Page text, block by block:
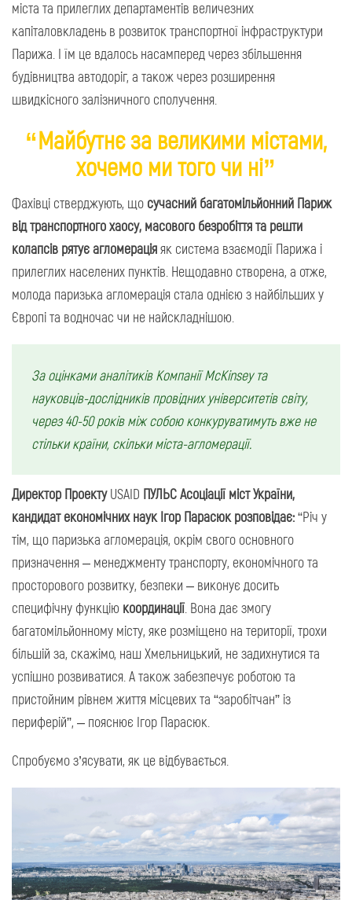
міста та прилеглих департаментів величезних
капіталовкладень в розвиток транспортної інфраструктури
Парижа. І їм це вдалось насамперед через збільшення
будівництва автодоріг, а також через розширення
швидкісного залізничного сполучення.
“Майбутнє за великими містами,
хочемо ми того чи ні”
Фахівці стверджують, що сучасний багатомільйонний Париж
від транспортного хаосу, масового безробіття та решти
колапсів рятує агломераціяяк система взаємодії Парижа і
прилеглих населених пунктів. Нещодавно створена, а отже,
молода паризька агломерація стала однією з найбільших у
Європі та водночас чи не найскладнішою.
За оцінками аналітиків Компанії McKinsey та
науковців-дослідників провідних університетів світу,
через 40-50 років між собою конкуруватимуть вже не
стільки країни, скільки міста-агломерації.
Директор ПроектуUSAID ПУЛЬС Асоціації міст України,
кандидат економічних наук Ігор Парасюк розповідає:“Річ у
тім, що паризька агломерація, окрім свого основного
призначення – менеджменту транспорту, економічного та
просторового розвитку, безпеки – виконує досить
специфічну функцію координації. Вона дає змогу
багатомільйонному місту, яке розміщено на території, трохи
більшій за, скажімо, наш Хмельницький, не задихнутися та
успішно розвиватися. А також забезпечує роботою та
пристойним рівнем життя місцевих та “заробітчан” із
периферій”, – пояснює Ігор Парасюк.
Спробуємо з’ясувати, як це відбувається.